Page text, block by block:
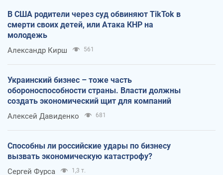
В США родители через суд обвиняют TikTok в
смерти своих детей, или Атака КНР на
молодежь
Александр Кирш 561
Украинский бизнес – тоже часть
обороноспособности страны. Власти должны
создать экономический щит для компаний
Алексей Давиденко 681
Способны ли российские удары по бизнесу
вызвать экономическую катастрофу?
Сергей Фурса 1,3 т.